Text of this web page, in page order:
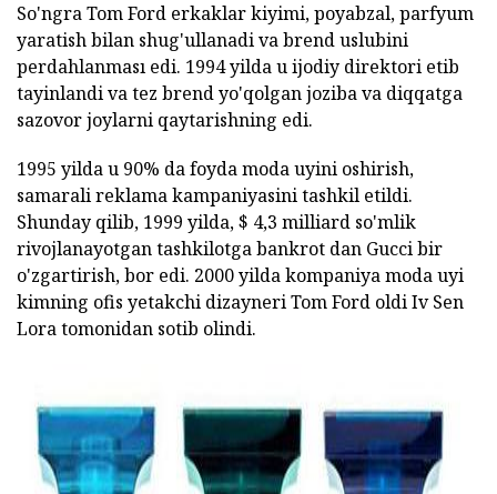
So'ngra Tom Ford erkaklar kiyimi, poyabzal, parfyum
yaratish bilan shug'ullanadi va brend uslubini
perdahlanması edi. 1994 yilda u ijodiy direktori etib
tayinlandi va tez brend yo'qolgan joziba va diqqatga
sazovor joylarni qaytarishning edi.
1995 yilda u 90% da foyda moda uyini oshirish,
samarali reklama kampaniyasini tashkil etildi.
Shunday qilib, 1999 yilda, $ 4,3 milliard so'mlik
rivojlanayotgan tashkilotga bankrot dan Gucci bir
o'zgartirish, bor edi. 2000 yilda kompaniya moda uyi
kimning ofis yetakchi dizayneri Tom Ford oldi Iv Sen
Lora tomonidan sotib olindi.